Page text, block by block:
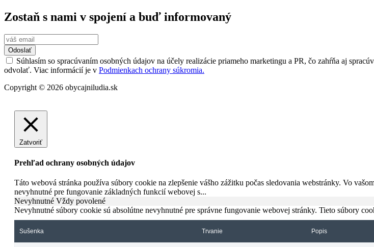
Zostaň s nami v spojení a buď informovaný
Odoslať
Súhlasím so spracúvaním osobných údajov na účely realizácie priameho marketingu a PR, čo zahŕňa aj
odvolať. Viac informácií je v Podmienkach ochrany súkromia.
Copyright © 2026 obycajniludia.sk
Zatvoriť
Prehľad ochrany osobných údajov
Táto webová stránka používa súbory cookie na zlepšenie vášho zážitku počas sledovania webstránky. Vo
nevyhnutné pre fungovanie základných funkcií webovej s...
Nevyhnutné Vždy povolené
Nevyhnutné súbory cookie sú absolútne nevyhnutné pre správne fungovanie webovej stránky. Tieto súbory
Sušenka Trvanie Popis